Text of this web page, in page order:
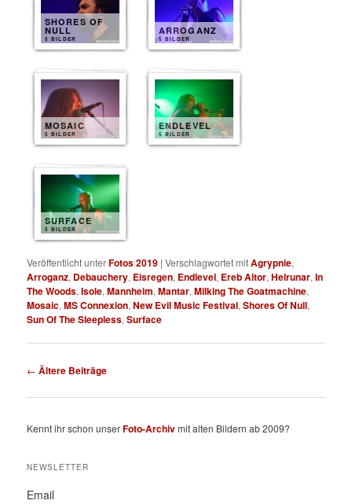
SHORES OF
NULL
5 BILDER
ARROGANZ
5 BILDER
MOSAIC
5 BILDER
ENDLEVEL
5 BILDER
SURFACE
5 BILDER
Veröffentlicht unterFotos 2019 |Verschlagwortet mitAgrypnie,
Arroganz, Debauchery, Eisregen, Endlevel, Ereb Altor,Helrunar,In
The Woods,Isole,Mannheim,Mantar,Milking The Goatmachine,
Mosaic,MS Connexion,New Evil Music Festival,Shores Of Null,
Sun Of The Sleepless,Surface
Beitragsnavigation
← Ältere Beiträge
Kennt ihr schon unserFoto-Archivmit alten Bildern ab 2009?
NEWSLETTER
Email